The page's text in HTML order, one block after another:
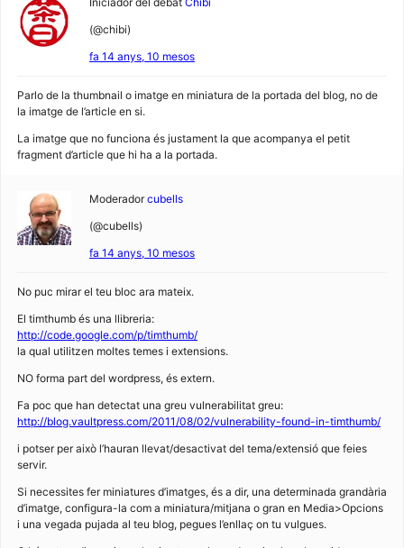
(@chibi)
fa 14 anys, 10 mesos
Parlo de la thumbnail o imatge en miniatura de la portada del blog, no de
la imatge de l’article en si.
La imatge que no funciona és justament la que acompanya el petit
fragment d’article que hi ha a la portada.
Moderador cubells
(@cubells)
fa 14 anys, 10 mesos
No puc mirar el teu bloc ara mateix.
El timthumb és una llibreria:
http://code.google.com/p/timthumb/
la qual utilitzen moltes temes i extensions.
NO forma part del wordpress, és extern.
Fa poc que han detectat una greu vulnerabilitat greu:
http://blog.vaultpress.com/2011/08/02/vulnerability-found-in-timthumb/
i potser per això l’hauran llevat/desactivat del tema/extensió que feies
servir.
Si necessites fer miniatures d’imatges, és a dir, una determinada grandària
d’imatge, configura-la com a miniatura/mitjana o gran en Media>Opcions
i una vegada pujada al teu blog, pegues l’enllaç on tu vulgues.